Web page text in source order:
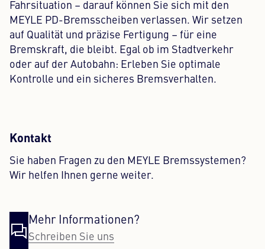
Fahrsituation – darauf können Sie sich mit den
MEYLE PD-Bremsscheiben verlassen. Wir setzen
auf Qualität und präzise Fertigung – für eine
Bremskraft, die bleibt. Egal ob im Stadtverkehr
oder auf der Autobahn: Erleben Sie optimale
Kontrolle und ein sicheres Bremsverhalten.
Kontakt
Sie haben Fragen zu den MEYLE Bremssystemen?
Wir helfen Ihnen gerne weiter.
Mehr Informationen?
Schreiben Sie uns